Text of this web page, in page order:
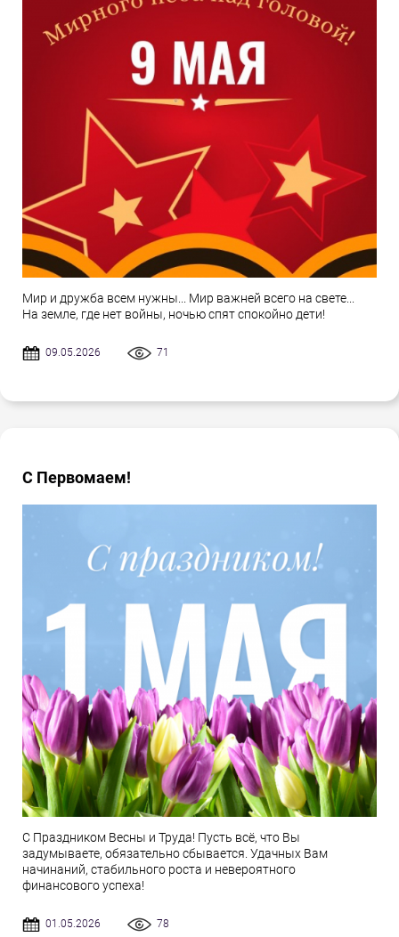
Мир и дружба всем нужны... Мир важней всего на свете...
На земле, где нет войны, ночью спят спокойно дети!
09.05.2026 71
С Первомаем!
С Праздником Весны и Труда! Пусть всё, что Вы
задумываете, обязательно сбывается. Удачных Вам
начинаний, стабильного роста и невероятного
финансового успеха!
01.05.2026 78